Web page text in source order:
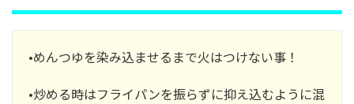
•めんつゆを染み込ませるまで火はつけない事！
•炒める時はフライパンを振らずに抑え込むように混